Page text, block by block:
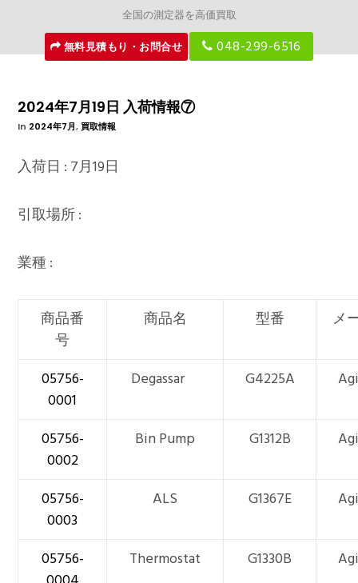
全国の測定器を高価買取
無料見積もり・お問合せ
048-299-6516
2024年7月19日 入荷情報⑦
In 2024年7月,買取情報
入荷日 : 7月19日
引取場所 :
業種 :
商品番
号
商品名 型番 メ
05756-
0001
Degassar G4225A
05756-
0002
Bin Pump G1312B
05756-
0003
ALS G1367E
05756-
Thermostat G1330B